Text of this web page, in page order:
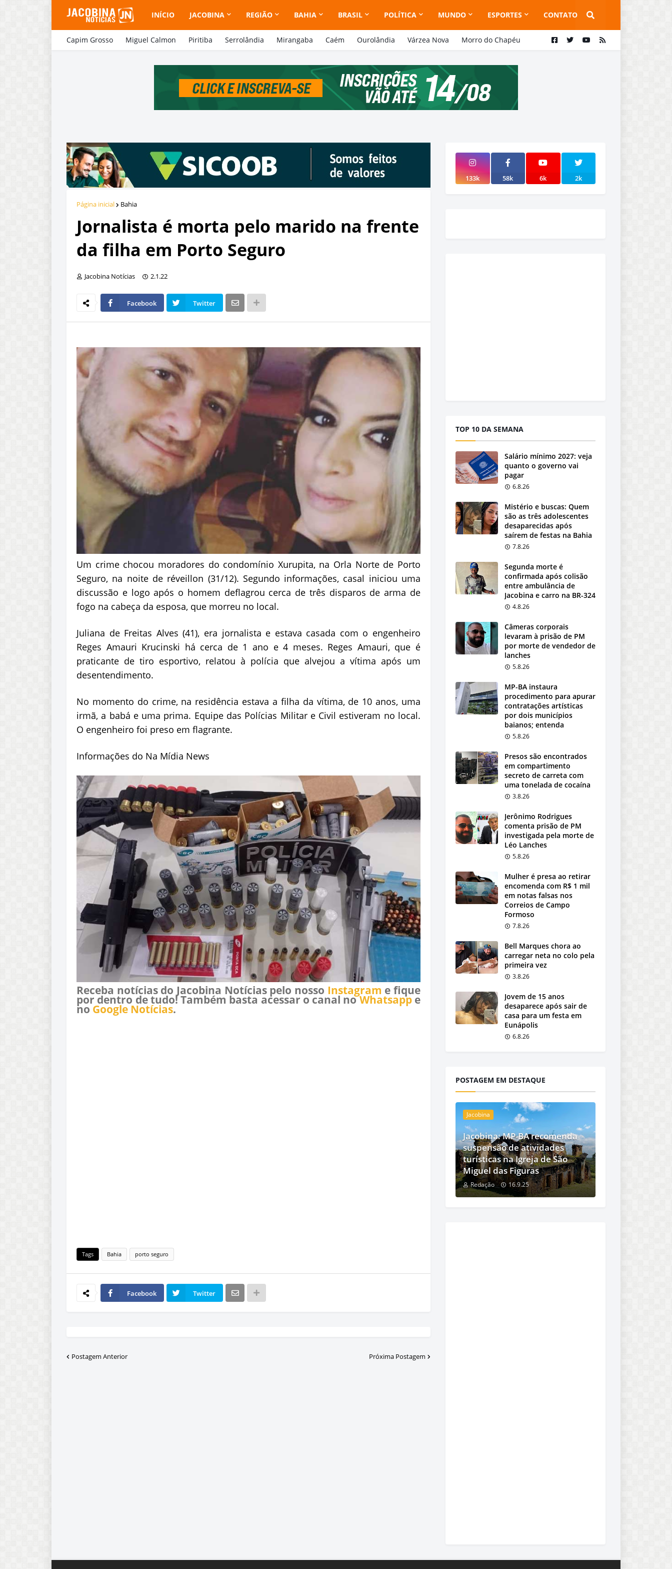
INÍCIO JACOBINA REGIÃO BAHIA BRASIL POLÍTICA MUNDO ESPORTES CONTATO
Capim Grosso Miguel Calmon Piritiba Serrolândia Mirangaba Caém Ourolândia Várzea Nova Morro do Chapéu
Página inicial Bahia
Jornalista é morta pelo marido na frente
da filha em Porto Seguro
Jacobina Notícias 2.1.22
Facebook Twitter
Um crime chocou moradores do condomínio Xurupita, na Orla Norte de Porto
Seguro, na noite de réveillon (31/12). Segundo informações, casal iniciou uma
discussão e logo após o homem deflagrou cerca de três disparos de arma de
fogo na cabeça da esposa, que morreu no local.
Juliana de Freitas Alves (41), era jornalista e estava casada com o engenheiro
Reges Amauri Krucinski há cerca de 1 ano e 4 meses. Reges Amauri, que é
praticante de tiro esportivo, relatou à polícia que alvejou a vítima após um
desentendimento.
No momento do crime, na residência estava a filha da vítima, de 10 anos, uma
irmã, a babá e uma prima. Equipe das Polícias Militar e Civil estiveram no local.
O engenheiro foi preso em flagrante.
Informações do Na Mídia News
Receba notícias do Jacobina Notícias pelo nosso Instagram e fique
por dentro de tudo! Também basta acessar o canal noWhatsappe
no Google Notícias.
Tags Bahia porto seguro
Facebook Twitter
Postagem Anterior Próxima Postagem
133k 58k 6k 2k
TOP 10 DA SEMANA
Salário mínimo 2027: veja
quanto o governo vai
pagar
6.8.26
Mistério e buscas: Quem
são as três adolescentes
desaparecidas após
saírem de festas na Bahia
7.8.26
Segunda morte é
confirmada após colisão
entre ambulância de
Jacobina e carro na BR-324
4.8.26
Câmeras corporais
levaram à prisão de PM
por morte de vendedor de
lanches
5.8.26
MP-BA instaura
procedimento para apurar
contratações artísticas
por dois municípios
baianos; entenda
5.8.26
Presos são encontrados
em compartimento
secreto de carreta com
uma tonelada de cocaína
3.8.26
Jerônimo Rodrigues
comenta prisão de PM
investigada pela morte de
Léo Lanches
5.8.26
Mulher é presa ao retirar
encomenda com R$ 1 mil
em notas falsas nos
Correios de Campo
Formoso
7.8.26
Bell Marques chora ao
carregar neta no colo pela
primeira vez
3.8.26
Jovem de 15 anos
desaparece após sair de
casa para um festa em
Eunápolis
6.8.26
POSTAGEM EM DESTAQUE
Jacobina
Jacobina: MP-BA recomenda
suspensão de atividades
turísticas na Igreja de São
Miguel das Figuras
Redação 16.9.25